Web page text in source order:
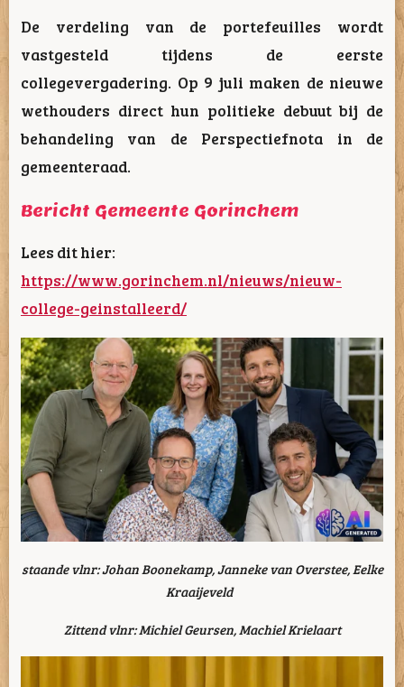
De verdeling van de portefeuilles wordt
vastgesteld tijdens de eerste
collegevergadering. Op 9 juli maken de nieuwe
wethouders direct hun politieke debuut bij de
behandeling van de Perspectiefnota in de
gemeenteraad.
Bericht Gemeente Gorinchem
Lees dit hier:
https://www.gorinchem.nl/nieuws/nieuw-
college-geinstalleerd/
staande vlnr: Johan Boonekamp, Janneke van Overstee, Eelke
Kraaijeveld
Zittend vlnr: Michiel Geursen, Machiel Krielaart